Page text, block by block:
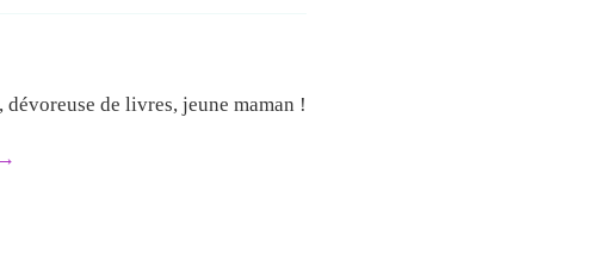
de livres, jeune maman !